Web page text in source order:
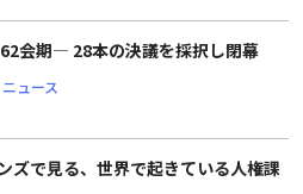
会期― 28本の決議を採択し閉幕
ニュース
ズで見る、世界で起きている人権課